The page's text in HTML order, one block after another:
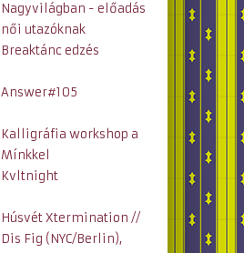
Nagyvilágban - előadás
női utazóknak
Breaktánc edzés
Answer#105
Kalligráfia workshop a
Mínkkel
Kvltnight
Húsvét Xtermination //
Dis Fig (NYC/Berlin),